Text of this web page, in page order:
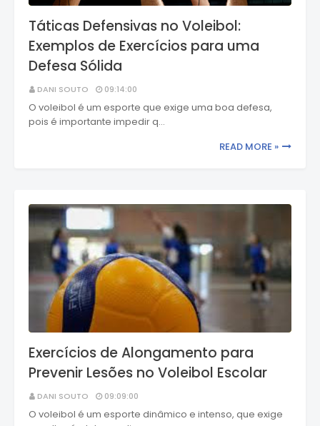
Táticas Defensivas no Voleibol:
Exemplos de Exercícios para uma
Defesa Sólida
DANI SOUTO 09:14:00
O voleibol é um esporte que exige uma boa defesa,
pois é importante impedir q…
READ MORE »
Exercícios de Alongamento para
Prevenir Lesões no Voleibol Escolar
DANI SOUTO 09:09:00
O voleibol é um esporte dinâmico e intenso, que exige